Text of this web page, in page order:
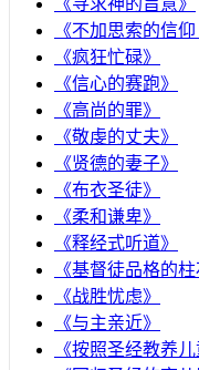
《不加思索的信仰
《疯狂忙碌》
《信心的赛跑》
《高尚的罪》
《敬虔的丈夫》
《贤德的妻子》
《布衣圣徒》
《柔和谦卑》
《释经式听道》
《基督徒品格的柱
《战胜忧虑》
《与主亲近》
《按照圣经教养儿